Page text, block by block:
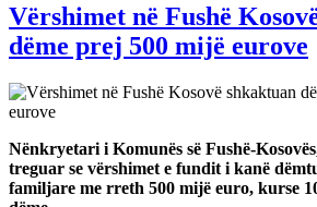
Vërshimet në Fushë
dëme prej 500 mijë eurove
Nënkryetari i Komunës së Fushë-
treguar se vërshimet e fundit i kanë
familjare me rreth 500 mijë euro, kurse